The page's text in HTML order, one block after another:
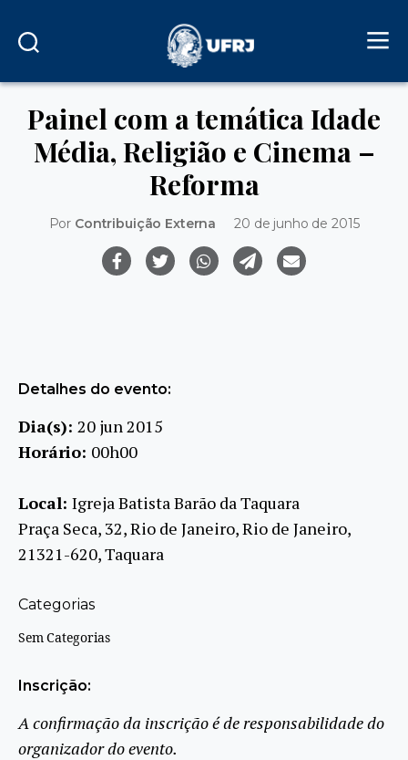
Painel com a temática Idade
Média, Religião e Cinema –
Reforma
Por Contribuição Externa 20 de junho de 2015
Detalhes do evento:
Dia(s): 20 jun 2015
Horário: 00h00
Local: Igreja Batista Barão da Taquara
Praça Seca, 32, Rio de Janeiro, Rio de Janeiro,
21321-620, Taquara
Categorias
Sem Categorias
Inscrição:
A confirmação da inscrição é de responsabilidade do
organizador do evento.